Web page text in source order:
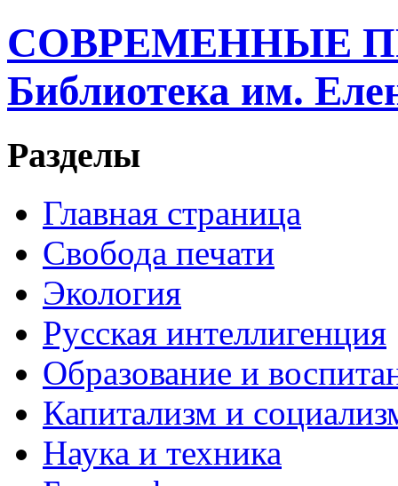
СОВРЕМЕННЫЕ
Библиотека им.
Разделы
Главная страница
Свобода печати
Экология
Русская интеллигенция
Образование и
Капитализм и
Наука и техника